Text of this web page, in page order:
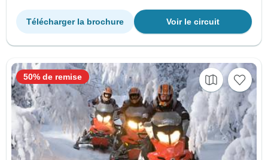
Voir le circuit
Télécharger la brochure
50% de remise